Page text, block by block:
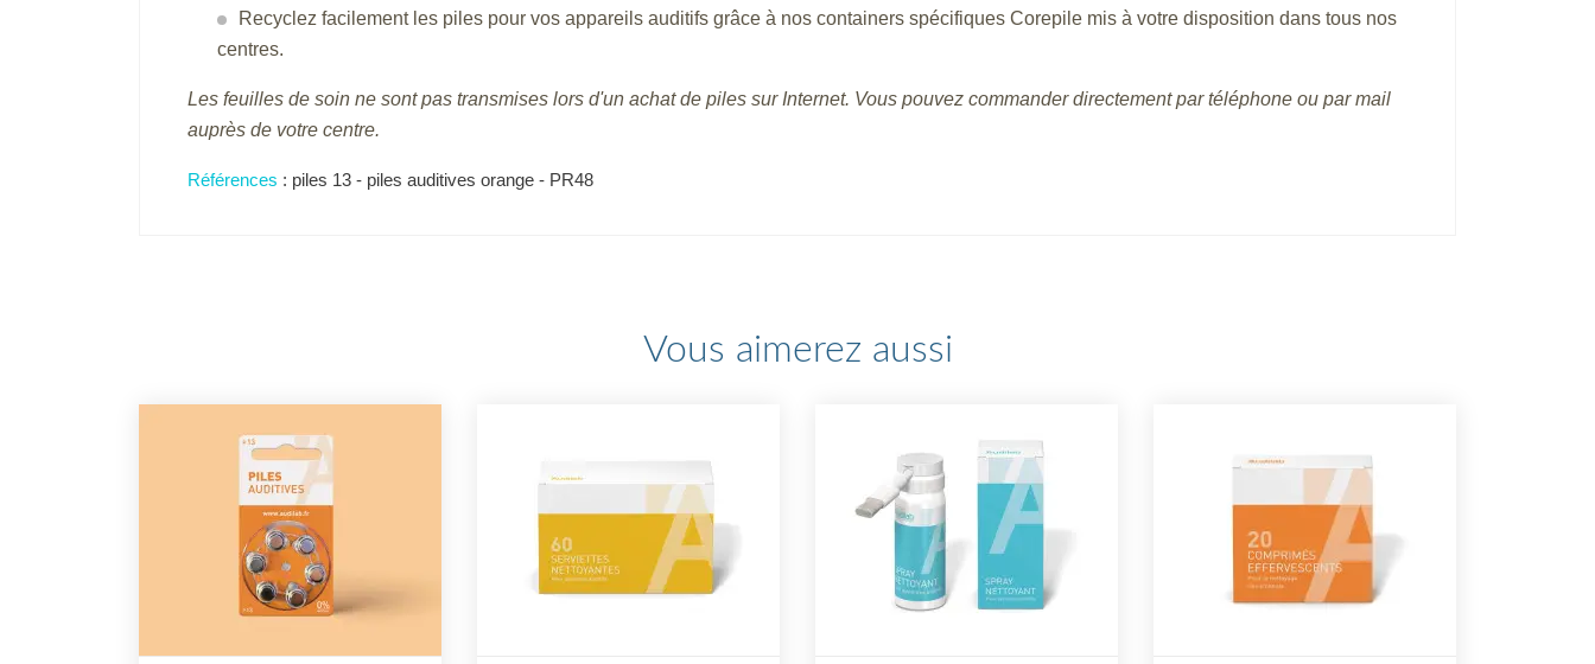
Recyclez facilement les piles pour vos appareils auditifs grâce à nos containers spécifiques Corepile mis à votre disposition dans tous nos
centres.
Les feuilles de soin ne sont pas transmises lors d'un achat de piles sur Internet. Vous pouvez commander directement par téléphone ou par mail
auprès de votre centre.
Références : piles 13 - piles auditives orange - PR48
Vous aimerez aussi